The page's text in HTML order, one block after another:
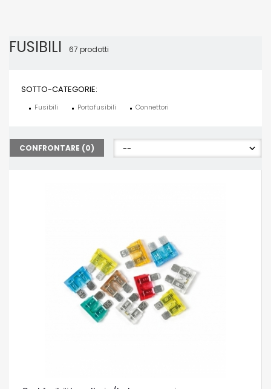
FUSIBILI 67 prodotti
SOTTO-CATEGORIE:
Fusibili Portafusibili Connettori
CONFRONTARE (0)